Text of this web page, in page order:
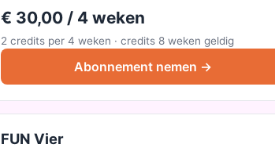
€ 30,00 / 4 weken
2 credits per 4 weken · credits 8 weken geldig
Abonnement nemen →
FUN Vier